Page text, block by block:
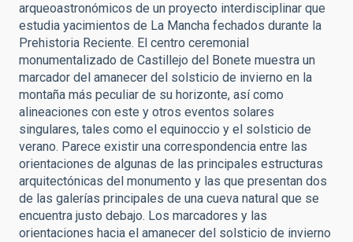
arqueoastronómicos de un proyecto interdisciplinar que
estudia yacimientos de La Mancha fechados durante la
Prehistoria Reciente. El centro ceremonial
monumentalizado de Castillejo del Bonete muestra un
marcador del amanecer del solsticio de invierno en la
montaña más peculiar de su horizonte, así como
alineaciones con este y otros eventos solares
singulares, tales como el equinoccio y el solsticio de
verano. Parece existir una correspondencia entre las
orientaciones de algunas de las principales estructuras
arquitectónicas del monumento y las que presentan dos
de las galerías principales de una cueva natural que se
encuentra justo debajo. Los marcadores y las
orientaciones hacia el amanecer del solsticio de invierno